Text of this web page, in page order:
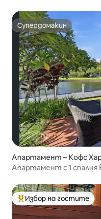
Супердомакин
Супердомакин
Апартамент – Кофс
Апартамент с 1 спалня
Най-популярен избор
Избор на гостите